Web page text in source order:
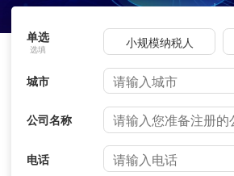
单选 小规模纳税人
城市
公司名称
电话